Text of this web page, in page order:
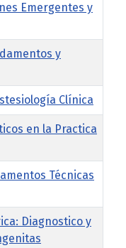
Emergentes y
y
Clínica
en la Practica
Técnicas
Diagnostico y